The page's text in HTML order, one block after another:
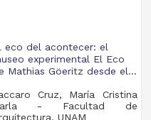
eco del acontecer: el
experimental El Eco
Mathias Göeritz desde el...
Cruz, María Cristina
- Facultad de
UNAM